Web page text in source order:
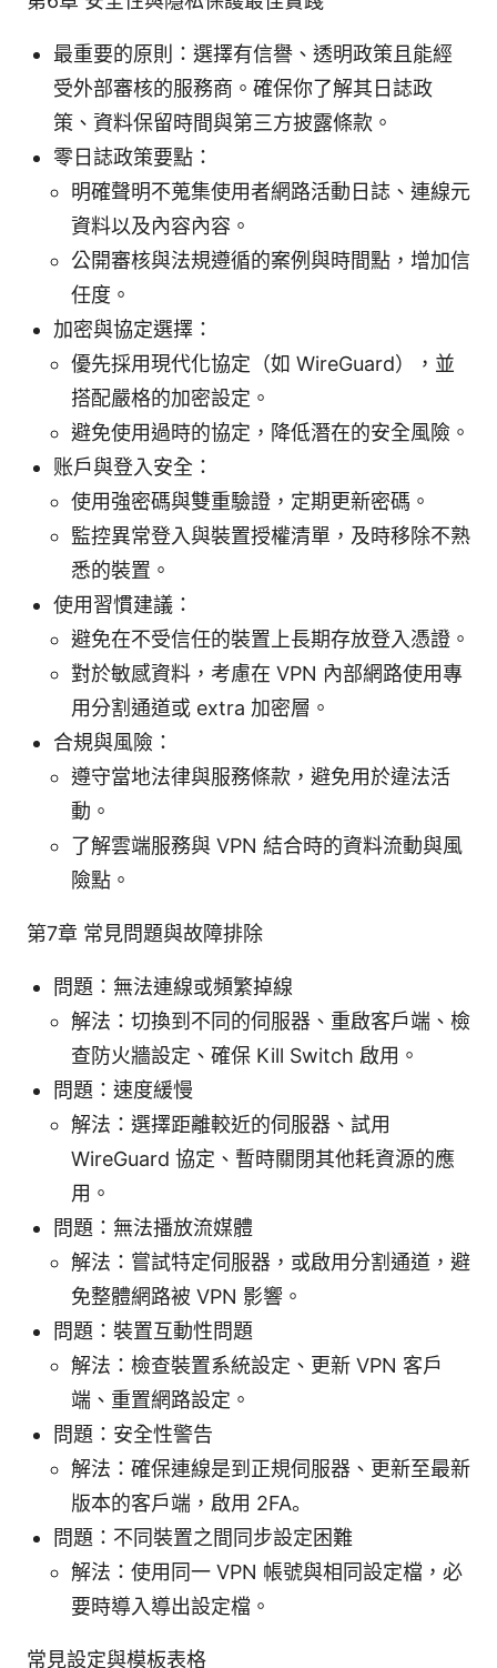
最重要的原則：選擇有信譽、透明政策且能經
受外部審核的服務商。確保你了解其日誌政
策、資料保留時間與第三方披露條款。
零日誌政策要點：
明確聲明不蒐集使用者網路活動日誌、連線元
資料以及內容內容。
公開審核與法規遵循的案例與時間點，增加信
任度。
加密與協定選擇：
優先採用現代化協定（如 WireGuard），並
搭配嚴格的加密設定。
避免使用過時的協定，降低潛在的安全風險。
账户與登入安全：
使用強密碼與雙重驗證，定期更新密碼。
監控異常登入與裝置授權清單，及時移除不熟
悉的裝置。
使用習慣建議：
避免在不受信任的裝置上長期存放登入憑證。
對於敏感資料，考慮在 VPN 內部網路使用專
用分割通道或 extra 加密層。
合規與風險：
遵守當地法律與服務條款，避免用於違法活
動。
了解雲端服務與 VPN 結合時的資料流動與風
險點。
第7章 常見問題與故障排除
問題：無法連線或頻繁掉線
解法：切換到不同的伺服器、重啟客戶端、檢
查防火牆設定、確保 Kill Switch 啟用。
問題：速度緩慢
解法：選擇距離較近的伺服器、試用
WireGuard 協定、暫時關閉其他耗資源的應
用。
問題：無法播放流媒體
解法：嘗試特定伺服器，或啟用分割通道，避
免整體網路被 VPN 影響。
問題：裝置互動性問題
解法：檢查裝置系統設定、更新 VPN 客戶
端、重置網路設定。
問題：安全性警告
解法：確保連線是到正規伺服器、更新至最新
版本的客戶端，啟用 2FA。
問題：不同裝置之間同步設定困難
解法：使用同一 VPN 帳號與相同設定檔，必
要時導入導出設定檔。
常見設定與模板表格